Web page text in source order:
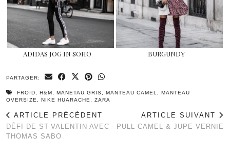
ADIDAS JOG IN SOHO BURGUNDY
PARTAGER:
FROID H&M MANETAU GRIS MANTEAU CAMEL
MANTEAU
OVERSIZE
NIKE HUARACHE ZARA
ARTICLE PRÉCÉDENT
DÉFI DE ST-VALENTIN AVEC
THOMAS SABO
ARTICLE SUIVANT
PULL CAMEL & JUPE VERNIE